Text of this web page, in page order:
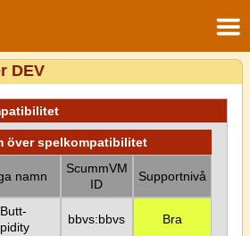
DEV
över spelkompatibilitet
namn
ScummVM
ID
Supportnivå
bbvs:bbvs Bra